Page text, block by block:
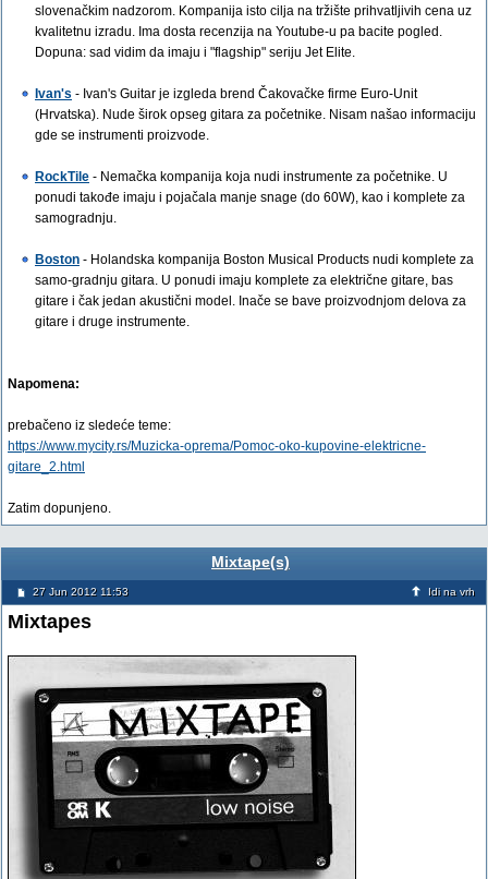
slovenačkim nadzorom. Kompanija isto cilja na tržište prihvatljivih cena uz
kvalitetnu izradu. Ima dosta recenzija na Youtube-u pa bacite pogled.
Dopuna: sad vidim da imaju i "flagship" seriju Jet Elite.
Ivan's - Ivan's Guitar je izgleda brend Čakovačke firme Euro-Unit
(Hrvatska). Nude širok opseg gitara za početnike. Nisam našao informaciju
gde se instrumenti proizvode.
RockTile - Nemačka kompanija koja nudi instrumente za početnike. U
ponudi takođe imaju i pojačala manje snage (do 60W), kao i komplete za
samogradnju.
Boston - Holandska kompanija Boston Musical Products nudi komplete za
samo-gradnju gitara. U ponudi imaju komplete za električne gitare, bas
gitare i čak jedan akustični model. Inače se bave proizvodnjom delova za
gitare i druge instrumente.
Napomena:
prebačeno iz sledeće teme:
https://www.mycity.rs/Muzicka-oprema/Pomoc-oko-kupovine-elektricne-
gitare_2.html
Zatim dopunjeno.
Mixtape(s)
27 Jun 2012 11:53 Idi na vrh
Mixtapes